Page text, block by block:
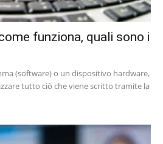
funziona, quali sono i
(software) o un dispositivo hardware,
tutto ciò che viene scritto tramite la